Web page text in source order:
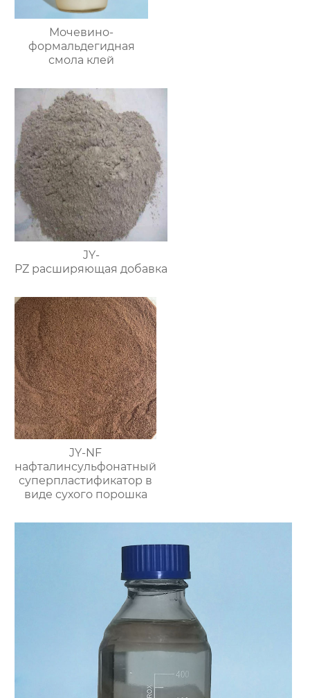
Мочевино-
формальдегидная
смола клей
JY-
PZ расширяющая добавка
JY-NF
нафталинсульфонатный
суперпластификатор в
виде сухого порошка